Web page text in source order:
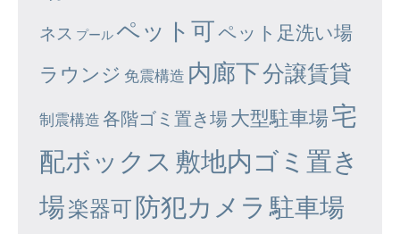
ネス プール ペット可ペット足洗い場
ラウンジ 免震構造 内廊下分譲賃貸
制震構造 各階ゴミ置き場大型駐車場宅
配ボックス 敷地内ゴミ置き
場楽器可防犯カメラ 駐車場